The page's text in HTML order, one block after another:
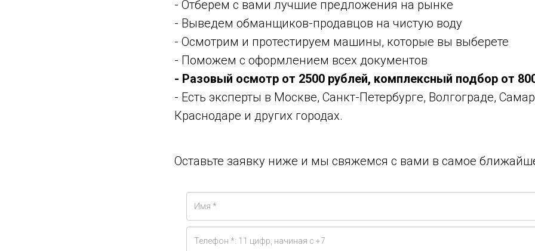
- Отберем с вами лучшие предложения на рынке
- Выведем обманщиков-продавцов на чистую воду
- Осмотрим и протестируем машины, которые вы выберете
- Поможем с оформлением всех документов
- Разовый осмотр от 2500 рублей, комплексный подбор от
- Есть эксперты в Москве, Санкт-Петербурге, Волгограде,
Краснодаре и других городах.
Оставьте заявку ниже и мы свяжемся с вами в самое